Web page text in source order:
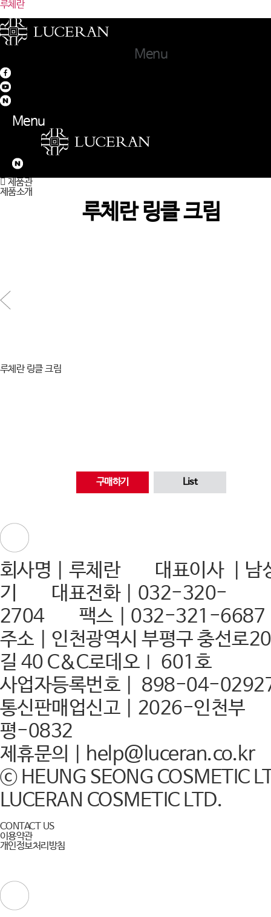
루체란
Menu
Menu
제품관
제품소개
루체란 링클 크림
루체란 링클 크림
구매하기 List
회사명｜루체란 대표이사 ｜남
기 대표전화｜032-320-
2704 팩스｜032-321-6687
주소｜인천광역시 부평구 충선로
길 40 C＆C로데오Ⅰ 601호
사업자등록번호｜ 898-04-
통신판매업신고｜2026-인천부
평-0832
제휴문의｜help@luceran.co.kr
ⓒ HEUNG SEONG COSMETIC
LUCERAN COSMETIC LTD.
CONTACT US
이용약관
개인정보처리방침